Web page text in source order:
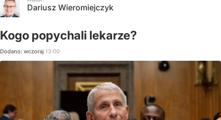
Dariusz Wieromiejczyk
Kogo popychali lekarze?
Dodano: wczoraj 13:00